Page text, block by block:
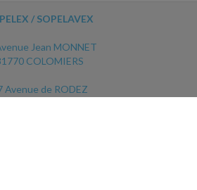
/ SOPELAVEX
Jean MONNET
COLOMIERS
Avenue de RODEZ